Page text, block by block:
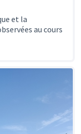
et la
au cours